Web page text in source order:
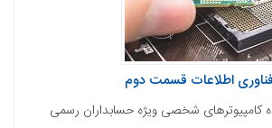
اطلاعات قسمت دوم
کامپیوترهای شخصی ویژه حسابداران رسمی